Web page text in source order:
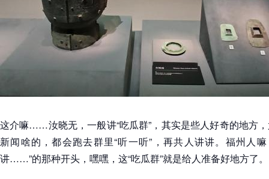
这介嘛……汝晓无，一般讲“吃瓜群”，其实是些人好奇的地方
新闻啥的，都会跑去群里“听一听”，再共人讲讲。福州人
讲……”的那种开头，嘿嘿，这“吃瓜群”就是给人准备好地方了。